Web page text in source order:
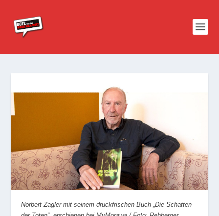
Norbert Zagler mit seinem druckfrischen Buch „Die Schatten